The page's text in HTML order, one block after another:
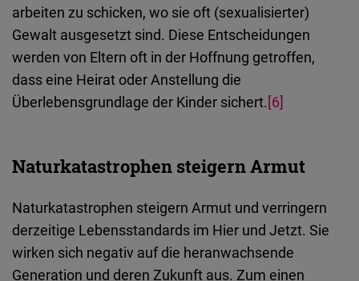
arbeiten zu schicken, wo sie oft (sexualisierter)
Gewalt ausgesetzt sind. Diese Entscheidungen
werden von Eltern oft in der Hoffnung getroffen,
dass eine Heirat oder Anstellung die
Überlebensgrundlage der Kinder sichert.[6]
Naturkatastrophen steigern Armut
Naturkatastrophen steigern Armut und verringern
derzeitige Lebensstandards im Hier und Jetzt. Sie
wirken sich negativ auf die heranwachsende
Generation und deren Zukunft aus. Zum einen